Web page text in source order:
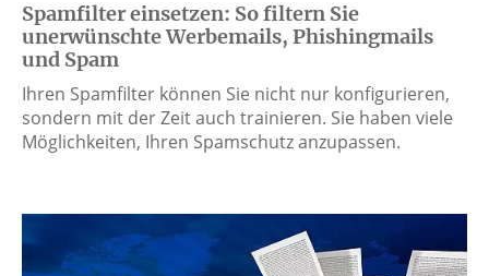
Spamfilter einsetzen: So filtern Sie
unerwünschte Werbemails, Phishingmails
und Spam
Ihren Spamfilter können Sie nicht nur konfigurieren,
sondern mit der Zeit auch trainieren. Sie haben viele
Möglichkeiten, Ihren Spamschutz anzupassen.